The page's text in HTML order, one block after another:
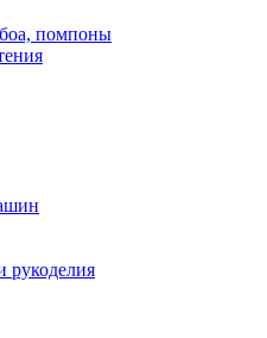
помпоны
рукоделия